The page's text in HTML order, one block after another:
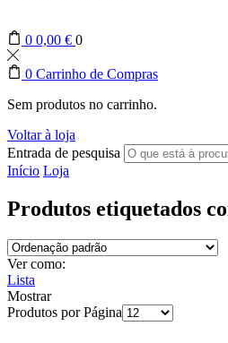
0 0,00 € 0
0 Carrinho de Compras
Sem produtos no carrinho.
Voltar à loja
Entrada de pesquisa
Início Loja
Produtos etiquetados
Ver como:
Lista
Mostrar
Produtos por Página